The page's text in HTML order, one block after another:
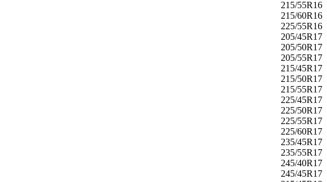
215/55R16
215/60R16
225/55R16
205/45R17
205/50R17
205/55R17
215/45R17
215/50R17
215/55R17
225/45R17
225/50R17
225/55R17
225/60R17
235/45R17
235/55R17
245/40R17
245/45R17